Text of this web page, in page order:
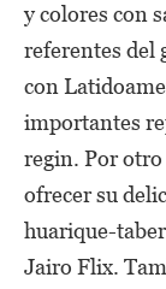
y colores con
referentes del
con
importantes
regin. Por
ofrecer su
huarique-
Jairo Flix.